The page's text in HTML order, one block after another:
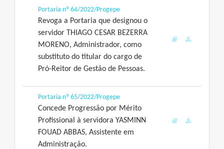
Portaria nº 64/2022/Progepe
Revoga a Portaria que designou o
servidor THIAGO CESAR BEZERRA
MORENO, Administrador, como
substituto do titular do cargo de
Pró-Reitor de Gestão de Pessoas.
Portaria nº 65/2022/Progepe
Concede Progressão por Mérito
Profissional à servidora YASMINN
FOUAD ABBAS, Assistente em
Administração.